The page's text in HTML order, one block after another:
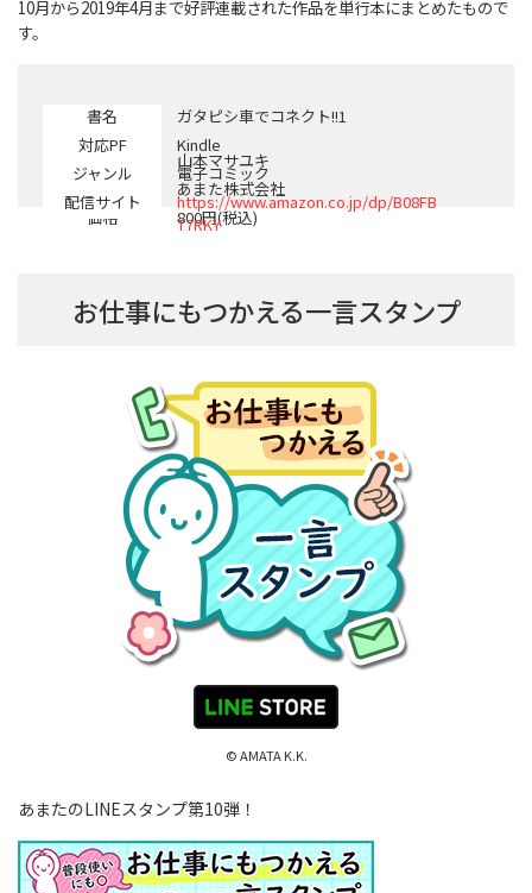
10月から2019年4月まで好評連載された作品を単行本にまとめたもので
す。
書名
ガタピシ車でコネクト!!1
山本マサユキ
対応PF
Kindle
あまた株式会社
ジャンル
電子コミック
価格
800円(税込)
配信サイト
https://www.amazon.co.jp/dp/B08FB
T7RKY
お仕事にもつかえる一言スタンプ
© AMATA K.K.
あまたのLINEスタンプ第10弾！